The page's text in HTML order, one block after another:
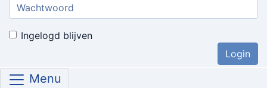
Wachtwoord:
Ingelogd blijven
Menu